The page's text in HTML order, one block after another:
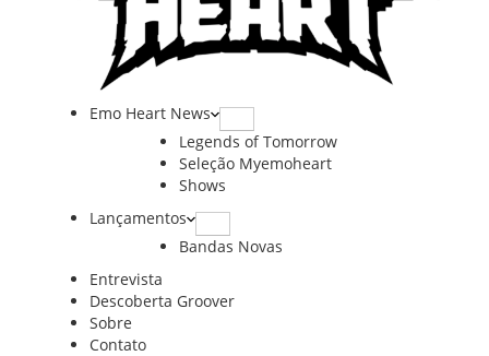
Emo Heart News
Legends of Tomorrow
Seleção Myemoheart
Shows
Lançamentos
Bandas Novas
Entrevista
Descoberta Groover
Sobre
Contato